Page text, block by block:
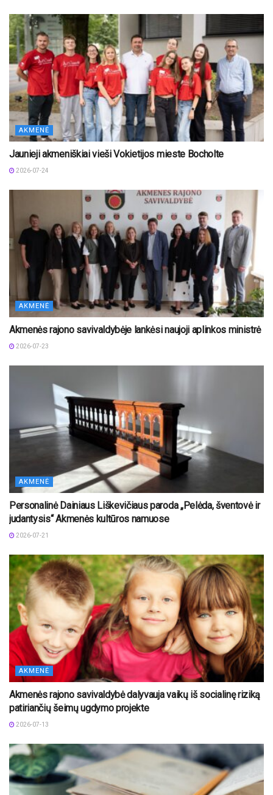
AKMENĖ
Jaunieji akmeniškiai vieši Vokietijos mieste Bocholte
2026-07-24
AKMENĖ
Akmenės rajono savivaldybėje lankėsi naujoji aplinkos ministrė
2026-07-23
AKMENĖ
Personalinė Dainiaus Liškevičiaus paroda „Pelėda, šventovė ir
judantysis“ Akmenės kultūros namuose
2026-07-21
AKMENĖ
Akmenės rajono savivaldybė dalyvauja vaikų iš socialinę riziką
patiriančių šeimų ugdymo projekte
2026-07-13